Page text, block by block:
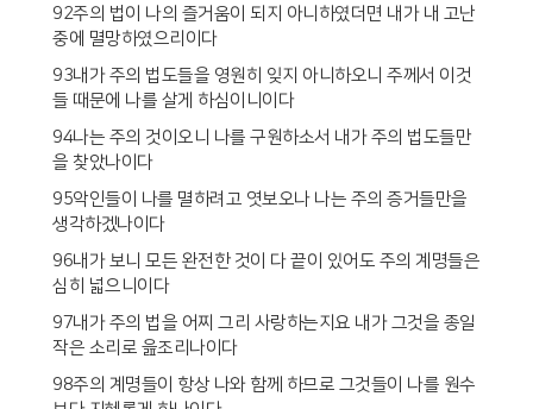
92주의 법이 나의 즐거움이 되지 아니하였더면 내가 내 고난
중에 멸망하였으리이다
93내가 주의 법도들을 영원히 잊지 아니하오니 주께서 이것
들 때문에 나를 살게 하심이니이다
94나는 주의 것이오니 나를 구원하소서 내가 주의 법도들만
을 찾았나이다
95악인들이 나를 멸하려고 엿보오나 나는 주의 증거들만을
생각하겠나이다
96내가 보니 모든 완전한 것이 다 끝이 있어도 주의 계명들은
심히 넓으니이다
97내가 주의 법을 어찌 그리 사랑하는지요 내가 그것을 종일
작은 소리로 읊조리나이다
98주의 계명들이 항상 나와 함께 하므로 그것들이 나를 원수